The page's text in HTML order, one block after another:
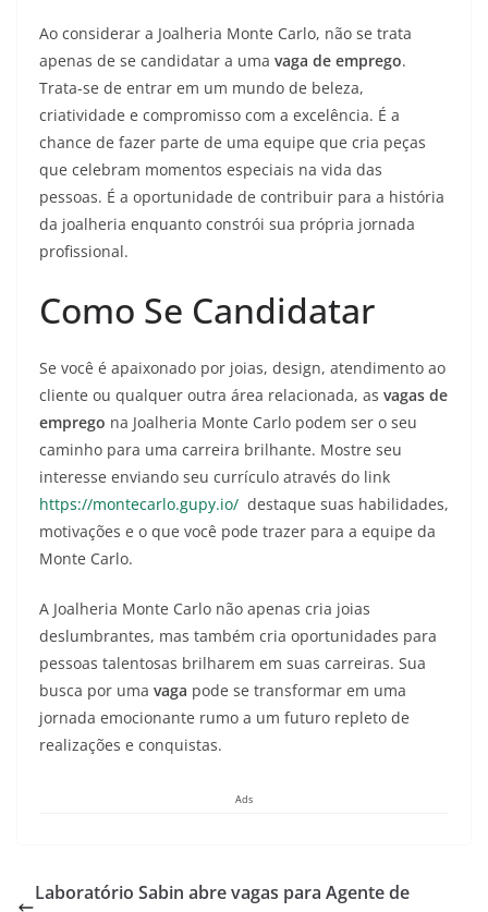
Ao considerar a Joalheria Monte Carlo, não se trata
apenas de se candidatar a uma vaga de emprego.
Trata-se de entrar em um mundo de beleza,
criatividade e compromisso com a excelência. É a
chance de fazer parte de uma equipe que cria peças
que celebram momentos especiais na vida das
pessoas. É a oportunidade de contribuir para a história
da joalheria enquanto constrói sua própria jornada
profissional.
Como Se Candidatar
Se você é apaixonado por joias, design, atendimento ao
cliente ou qualquer outra área relacionada, as vagas de
emprego na Joalheria Monte Carlo podem ser o seu
caminho para uma carreira brilhante. Mostre seu
interesse enviando seu currículo através do link
https://montecarlo.gupy.io/ destaque suas habilidades,
motivações e o que você pode trazer para a equipe da
Monte Carlo.
A Joalheria Monte Carlo não apenas cria joias
deslumbrantes, mas também cria oportunidades para
pessoas talentosas brilharem em suas carreiras. Sua
busca por uma vaga pode se transformar em uma
jornada emocionante rumo a um futuro repleto de
realizações e conquistas.
Ads
Laboratório Sabin abre vagas para Agente de